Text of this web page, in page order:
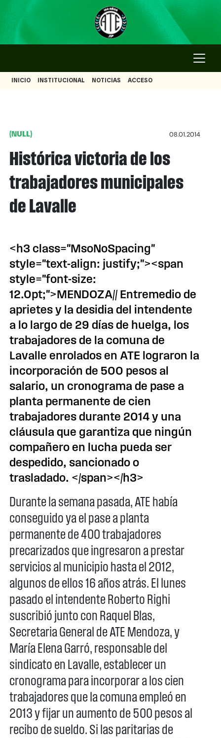
INICIO INSTITUCIONAL NOTICIAS ACCESO
(NULL) 08.01.2014
Histórica victoria de los
trabajadores municipales
de Lavalle
<h3 class="MsoNoSpacing"
style="text-align: justify;"><span
style="font-size:
12.0pt;">MENDOZA// Entremedio de
aprietes y la desidia del intendente
a lo largo de 29 días de huelga, los
trabajadores de la comuna de
Lavalle enrolados en ATE lograron la
incorporación de 500 pesos al
salario, un cronograma de pase a
planta permanente de cien
trabajadores durante 2014 y una
cláusula que garantiza que ningún
compañero en lucha pueda ser
despedido, sancionado o
trasladado. </span></h3>
Durante la semana pasada, ATE había
conseguido ya el pase a planta
permanente de 400 trabajadores
precarizados que ingresaron a prestar
servicios al municipio hasta el 2012,
algunos de ellos 16 años atrás. El lunes
pasado el intendente Roberto Righi
suscribió junto con Raquel Blas,
Secretaria General de ATE Mendoza, y
María Elena Garró, responsable del
sindicato en Lavalle, establecer un
cronograma para incorporar a los cien
trabajadores que la comuna empleó en
2013 y fijar un aumento de 500 pesos al
recibo de sueldo. Si las paritarias de